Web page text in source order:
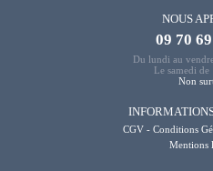
NOUS
09 70
Du lundi au
Le samedi de
Non
CGV - Conditions
Mentions